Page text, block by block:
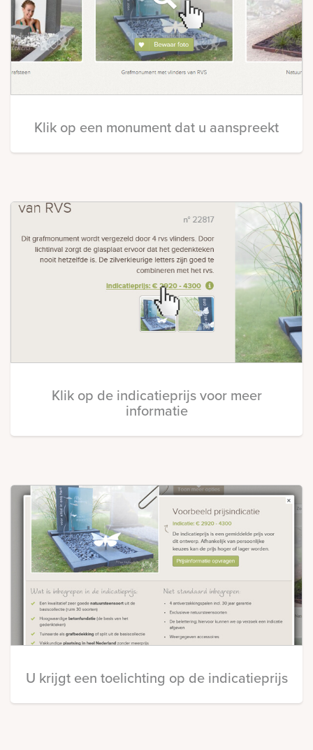
Klik op een monument dat u aanspreekt
Klik op de indicatieprijs voor meer
informatie
U krijgt een toelichting op de indicatieprijs